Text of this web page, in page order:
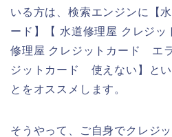
いる方は、検索エンジンに【
ード】【 水道修理屋 クレジ
修理屋 クレジットカード エ
ジットカード 使えない】とい
とをオススメします。
そうやって、ご自身でクレジ